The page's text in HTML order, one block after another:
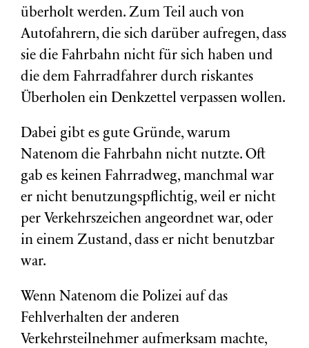
überholt werden. Zum Teil auch von
Autofahrern, die sich darüber aufregen, dass
sie die Fahrbahn nicht für sich haben und
die dem Fahrradfahrer durch riskantes
Überholen ein Denkzettel verpassen wollen.
Dabei gibt es gute Gründe, warum
Natenom die Fahrbahn nicht nutzte. Oft
gab es keinen Fahrradweg, manchmal war
er nicht benutzungspflichtig, weil er nicht
per Verkehrszeichen angeordnet war, oder
in einem Zustand, dass er nicht benutzbar
war.
Wenn Natenom die Polizei auf das
Fehlverhalten der anderen
Verkehrsteilnehmer aufmerksam machte,